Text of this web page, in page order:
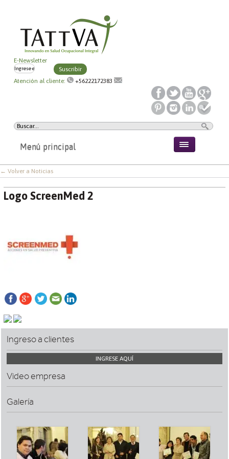
E-Newsletter
Suscribir
Atención al cliente:
+56222172383
Menú principal
← Volver a Noticias
Logo ScreenMed 2
Ingreso a clientes
INGRESE AQUÍ
Video empresa
Galería